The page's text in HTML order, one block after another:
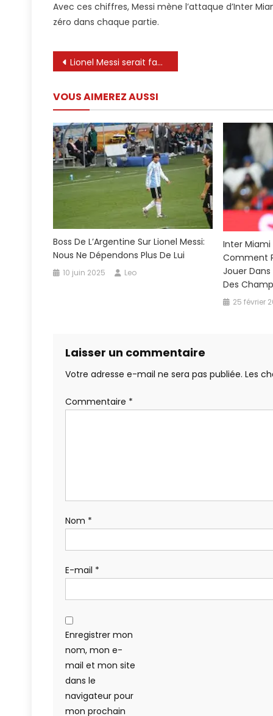
Avec ces chiffres, Messi mène l’attaque d’Inter
zéro dans chaque partie.
Navigation
l’article
Lionel Messi serait fan d’Alianza Lima, selon son chef péruvien – VTT
VOUS AIMEREZ AUSSI
Boss De L’Argentine Sur Lionel Messi:
Nous Ne Dépendons Plus De Lui
10 juin 2025 Leo
Inter Miami
Comment
Jouer
Des
25 février
Laisser un commentaire
Votre adresse e-mail ne sera pas publiée. Les
Commentaire *
Nom *
E-mail *
Enregistrer mon
nom, mon e-
mail et mon site
dans le
navigateur pour
mon prochain